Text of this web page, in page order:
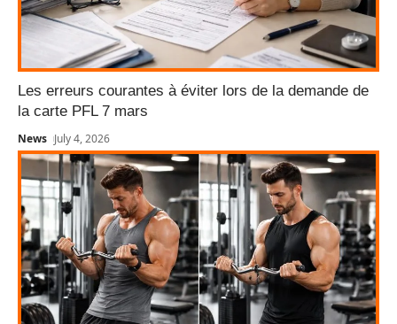
Les erreurs courantes à éviter lors de la demande de
la carte PFL 7 mars
News July 4, 2026